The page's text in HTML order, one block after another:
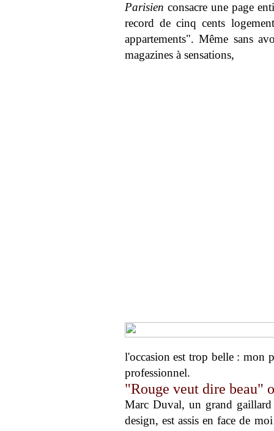
Parisien consacre une page
record de cinq cents
appartements". Même sans
magazines à sensations,
l'occasion est trop belle : mon
professionnel.
"Rouge veut dire beau"
Marc Duval, un grand
design, est assis en face de